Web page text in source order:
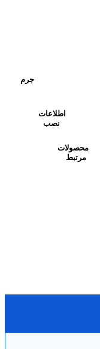
جرم
اطلاعات
نصب
محصولات
مرتبط